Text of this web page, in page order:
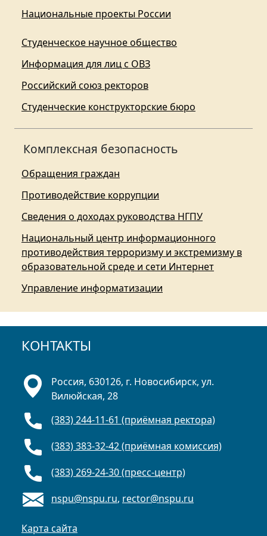
Национальные проекты России
Студенческое научное общество
Информация для лиц с ОВЗ
Российский союз ректоров
Студенческие конструкторские бюро
Комплексная безопасность
Обращения граждан
Противодействие коррупции
Сведения о доходах руководства НГПУ
Национальный центр информационного
противодействия терроризму и экстремизму в
образовательной среде и сети Интернет
Управление информатизации
КОНТАКТЫ
Россия, 630126, г. Новосибирск, ул.
Вилюйская, 28
(383) 244-11-61 (приёмная ректора)
(383) 383-32-42 (приёмная комиссия)
(383) 269-24-30 (пресс-центр)
nspu@nspu.ru, rector@nspu.ru
Карта сайта